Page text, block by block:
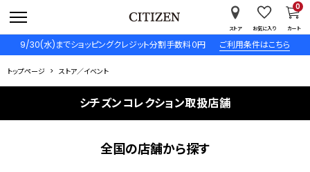
9/30(水)までショッピングクレジット分割手数料０円 ご利用条件はこちら
ストア お気に入り カート
0
トップページ ストア／イベント
シチズンコレクション取扱店舗
全国の店舗から探す